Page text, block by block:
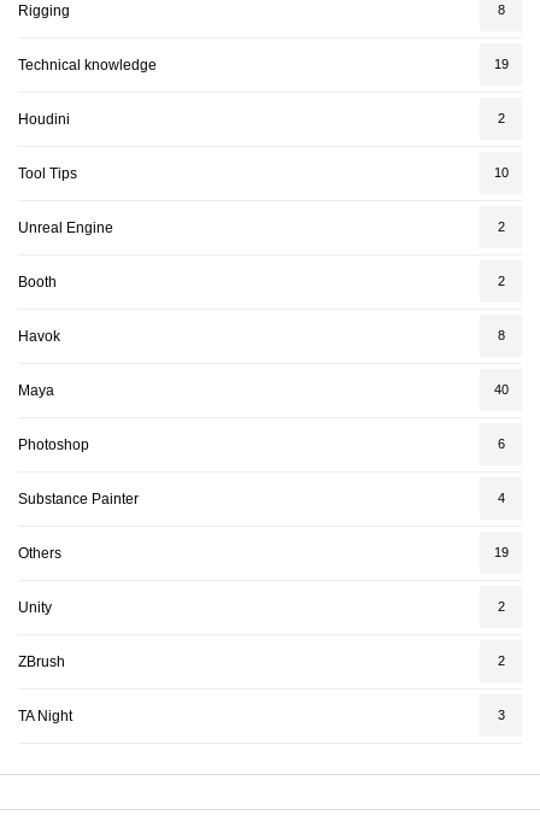
Rigging 8
Technical knowledge 19
Houdini 2
Tool Tips 10
Unreal Engine 2
Booth 2
Havok 8
Maya 40
Photoshop 6
Substance Painter 4
Others 19
Unity 2
ZBrush 2
TA Night 3